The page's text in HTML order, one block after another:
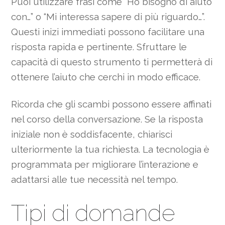
con…” o “Mi interessa sapere di più riguardo…”.
Questi inizi immediati possono facilitare una
risposta rapida e pertinente. Sfruttare le
capacità di questo strumento ti permetterà di
ottenere l’aiuto che cerchi in modo efficace.
Ricorda che gli scambi possono essere affinati
nel corso della conversazione. Se la risposta
iniziale non è soddisfacente, chiarisci
ulteriormente la tua richiesta. La tecnologia è
programmata per migliorare l’interazione e
adattarsi alle tue necessità nel tempo.
Tipi di domande